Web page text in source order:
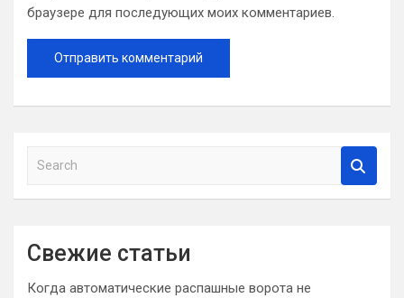
браузере для последующих моих комментариев.
a
c
Свежие статьи
Когда автоматические распашные ворота не